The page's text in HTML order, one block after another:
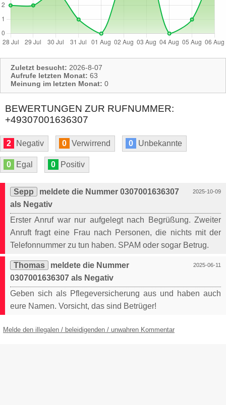
Zuletzt besucht: 2026-8-07
Aufrufe letzten Monat: 63
Meinung im letzten Monat: 0
BEWERTUNGEN ZUR RUFNUMMER:
+49307001636307
2 Negativ 0 Verwirrend 0 Unbekannte
0 Egal 0 Positiv
2025-10-09
Sepp
meldete die Nummer 0307001636307
als Negativ
Erster Anruf war nur aufgelegt nach Begrüßung. Zweiter
Anruft fragt eine Frau nach Personen, die nichts mit der
Telefonnummer zu tun haben. SPAM oder sogar Betrug.
2025-06-11
Thomas
meldete die Nummer
0307001636307 als Negativ
Geben sich als Pflegeversicherung aus und haben auch
eure Namen. Vorsicht, das sind Betrüger!
Melde den illegalen / beleidigenden / unwahren Kommentar